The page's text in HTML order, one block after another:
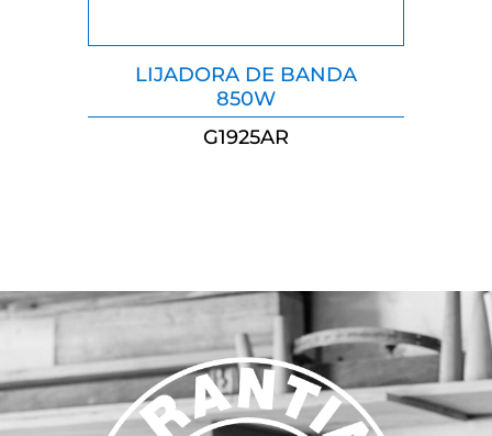
LIJADORA DE BANDA
850W
G1925AR